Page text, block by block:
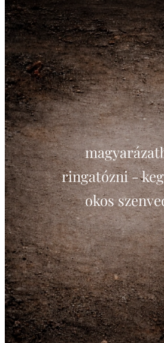
ringatózni -
okos